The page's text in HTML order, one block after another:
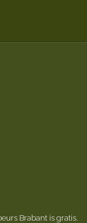
Brabant is gratis.